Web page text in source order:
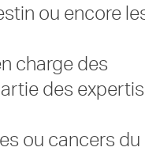
ou encore
charge des
des
ou cancers du